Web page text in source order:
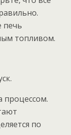
печь
топливом.
процессом.
по